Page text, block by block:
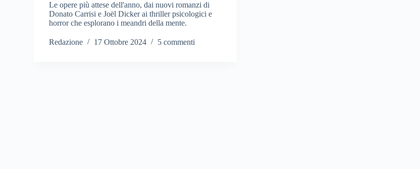
Le opere più attese dell'anno, dai nuovi romanzi di
Donato Carrisi e Joël Dicker ai thriller psicologici e
horror che esplorano i meandri della mente.
Redazione 17 Ottobre 2024 5 commenti